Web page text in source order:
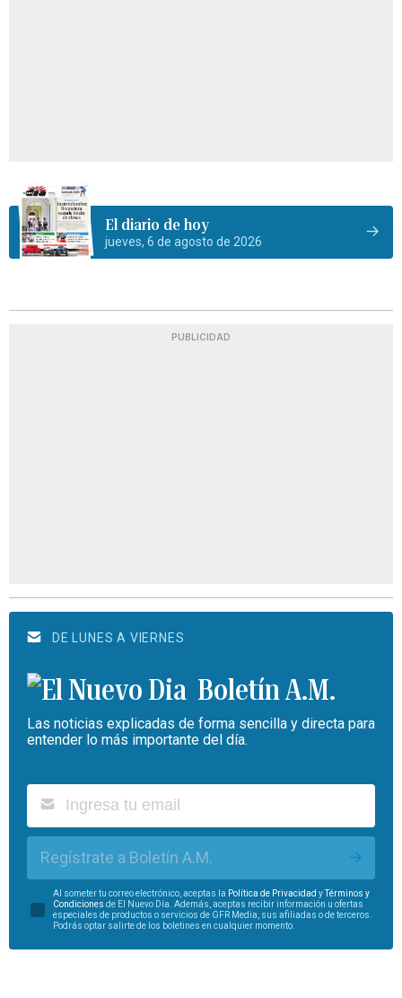
El diario de hoy
jueves, 6 de agosto de 2026
PUBLICIDAD
DE LUNES A VIERNES
Boletín A.M.
Las noticias explicadas de forma sencilla y directa para
entender lo más importante del día.
Regístrate a Boletín A.M.
Al someter tu correo electrónico, aceptas la Política de Privacidad yTérminos y
Condiciones de El Nuevo Día. Además, aceptas recibir información u ofertas
especiales de productos o servicios de GFR Media, sus afiliadas o de terceros.
Podrás optar salirte de los boletines en cualquier momento.